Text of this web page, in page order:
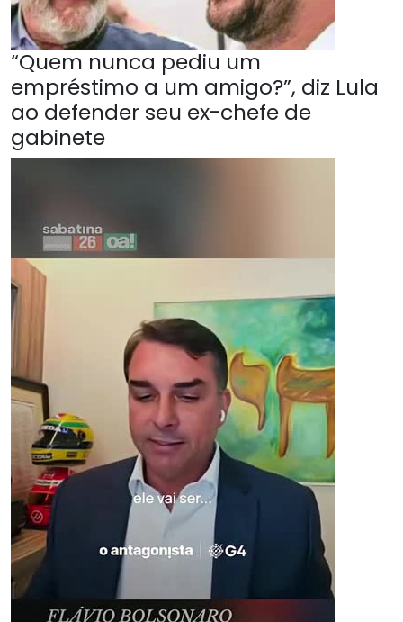
“Quem nunca pediu um
empréstimo a um amigo?”, diz Lula
ao defender seu ex-chefe de
gabinete